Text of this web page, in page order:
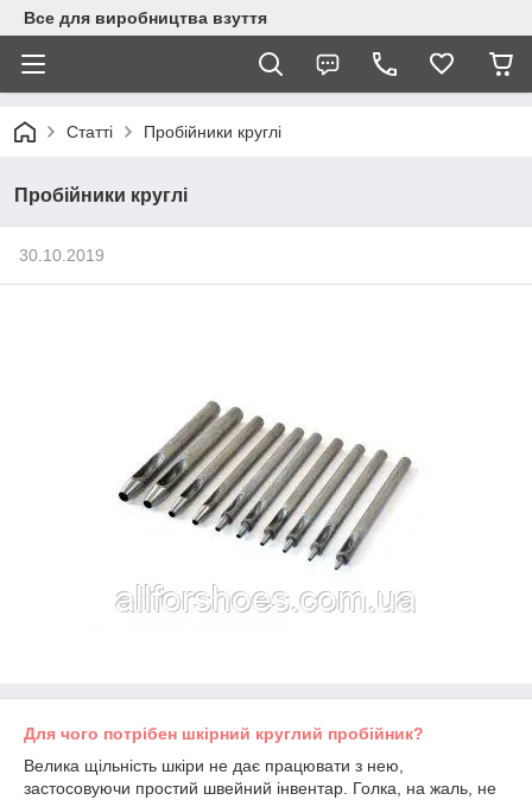
Все для виробництва взуття
Статті Пробійники круглі
Пробійники круглі
30.10.2019
Для чого потрібен шкірний круглий пробійник?
Велика щільність шкіри не дає працювати з нею,
застосовуючи простий швейний інвентар. Голка, на жаль, не